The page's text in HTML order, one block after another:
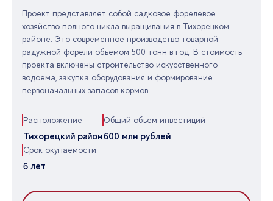
Проект представляет собой садковое форелевое
хозяйство полного цикла выращивания в Тихорецком
районе. Это современное производство товарной
радужной форели объемом 500 тонн в год. В стоимость
проекта включены строительство искусственного
водоема, закупка оборудования и формирование
первоначальных запасов кормов
Расположение
Тихорецкий район
Общий объем инвестиций
600 млн рублей
Срок окупаемости
6 лет